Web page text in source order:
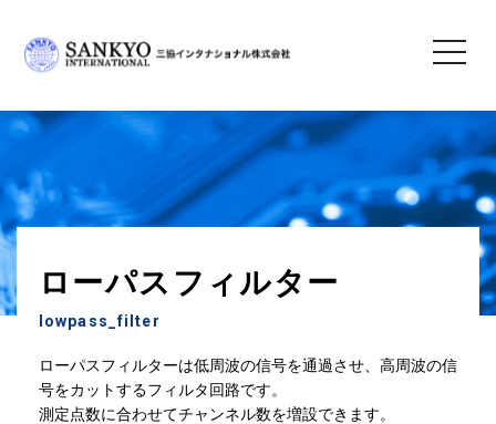
toggle
ローパスフィルター
lowpass_filter
ローパスフィルターは低周波の信号を通過させ、高周波の信
号をカットするフィルタ回路です。
測定点数に合わせてチャンネル数を増設できます。